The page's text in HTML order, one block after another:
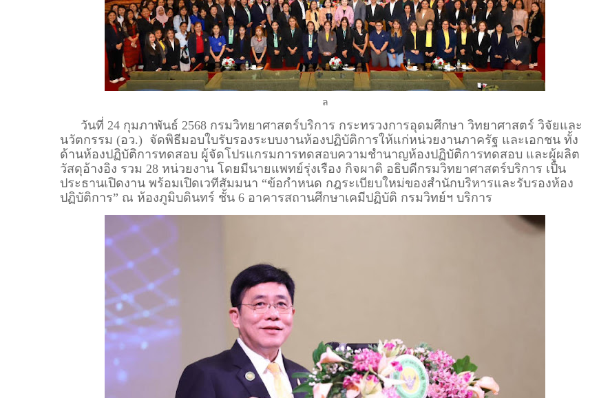
ล
วันที่ 24 กุมภาพันธ์ 2568 กรมวิทยาศาสตร์บริการ กระทรวงการอุดมศึกษา วิทยาศาสตร์ วิจัยและ
นวัตกรรม (อว.) จัดพิธีมอบใบรับรองระบบงานห้องปฏิบัติการให้แก่หน่วยงานภาครัฐ และเอกชน ทั้ง
ด้านห้องปฏิบัติการทดสอบ ผู้จัดโปรแกรมการทดสอบความชำนาญห้องปฏิบัติการทดสอบ และผู้ผลิต
วัสดุอ้างอิง รวม 28 หน่วยงาน โดยมีนายแพทย์รุ่งเรือง กิจผาติ อธิบดีกรมวิทยาศาสตร์บริการ เป็น
ประธานเปิดงาน พร้อมเปิดเวทีสัมมนา “ข้อกำหนด กฎระเบียบใหม่ของสำนักบริหารและรับรองห้อง
ปฏิบัติการ” ณ ห้องภูมิบดินทร์ ชั้น 6 อาคารสถานศึกษาเคมีปฏิบัติ กรมวิทย์ฯ บริการ